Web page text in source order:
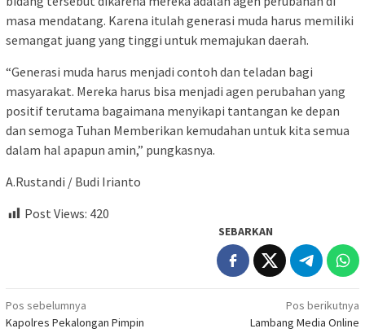
masa mendatang. Karena itulah generasi muda harus memiliki
semangat juang yang tinggi untuk memajukan daerah.
“Generasi muda harus menjadi contoh dan teladan bagi
masyarakat. Mereka harus bisa menjadi agen perubahan yang
positif terutama bagaimana menyikapi tantangan ke depan
dan semoga Tuhan Memberikan kemudahan untuk kita semua
dalam hal apapun amin,” pungkasnya.
A.Rustandi / Budi Irianto
Post Views: 420
SEBARKAN
Navigasi
Pos sebelumnya
Kapolres Pekalongan Pimpin
Pos berikutnya
Lambang Media Online